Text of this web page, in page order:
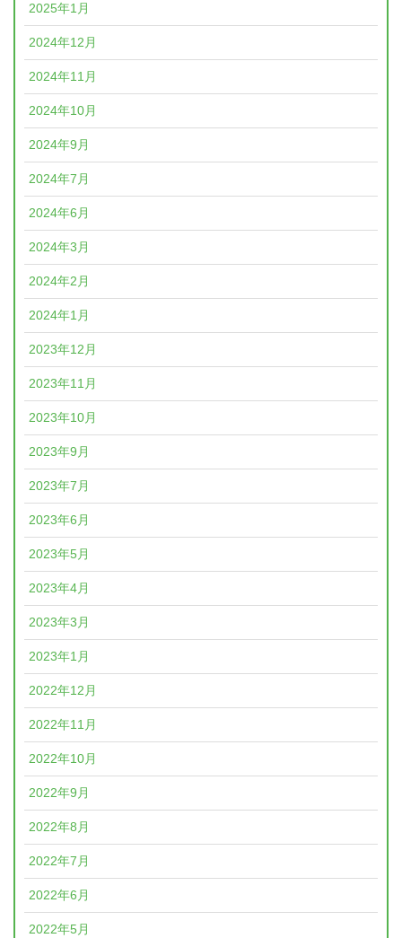
2025年1月
2024年12月
2024年11月
2024年10月
2024年9月
2024年7月
2024年6月
2024年3月
2024年2月
2024年1月
2023年12月
2023年11月
2023年10月
2023年9月
2023年7月
2023年6月
2023年5月
2023年4月
2023年3月
2023年1月
2022年12月
2022年11月
2022年10月
2022年9月
2022年8月
2022年7月
2022年6月
2022年5月